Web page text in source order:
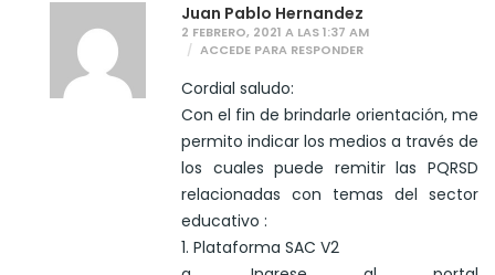
Juan Pablo Hernandez
2 FEBRERO, 2021 A LAS 1:37 AM
ACCEDE PARA RESPONDER
Cordial saludo:
Con el fin de brindarle orientación, me
permito indicar los medios a través de
los cuales puede remitir las PQRSD
relacionadas con temas del sector
educativo :
1. Plataforma SAC V2